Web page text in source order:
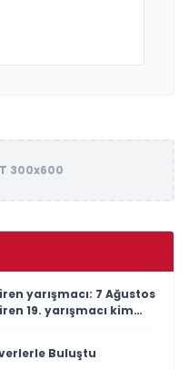
300x600
yarışmacı: 7 Ağustos
19. yarışmacı kim
Buluştu